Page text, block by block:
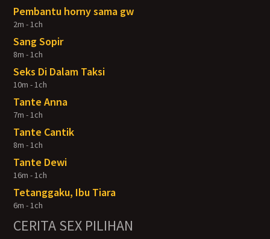
Pembantu horny sama gw
2m - 1ch
Sang Sopir
8m - 1ch
Seks Di Dalam Taksi
10m - 1ch
Tante Anna
7m - 1ch
Tante Cantik
8m - 1ch
Tante Dewi
16m - 1ch
Tetanggaku, Ibu Tiara
6m - 1ch
CERITA SEX PILIHAN